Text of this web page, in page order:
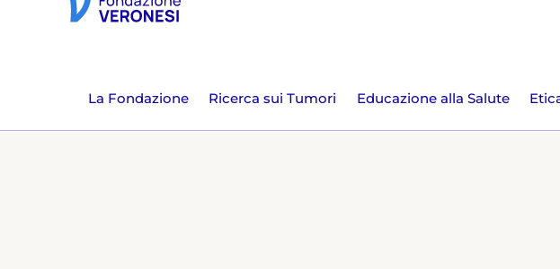
La Fondazione Ricerca sui Tumori Educazione alla Salute